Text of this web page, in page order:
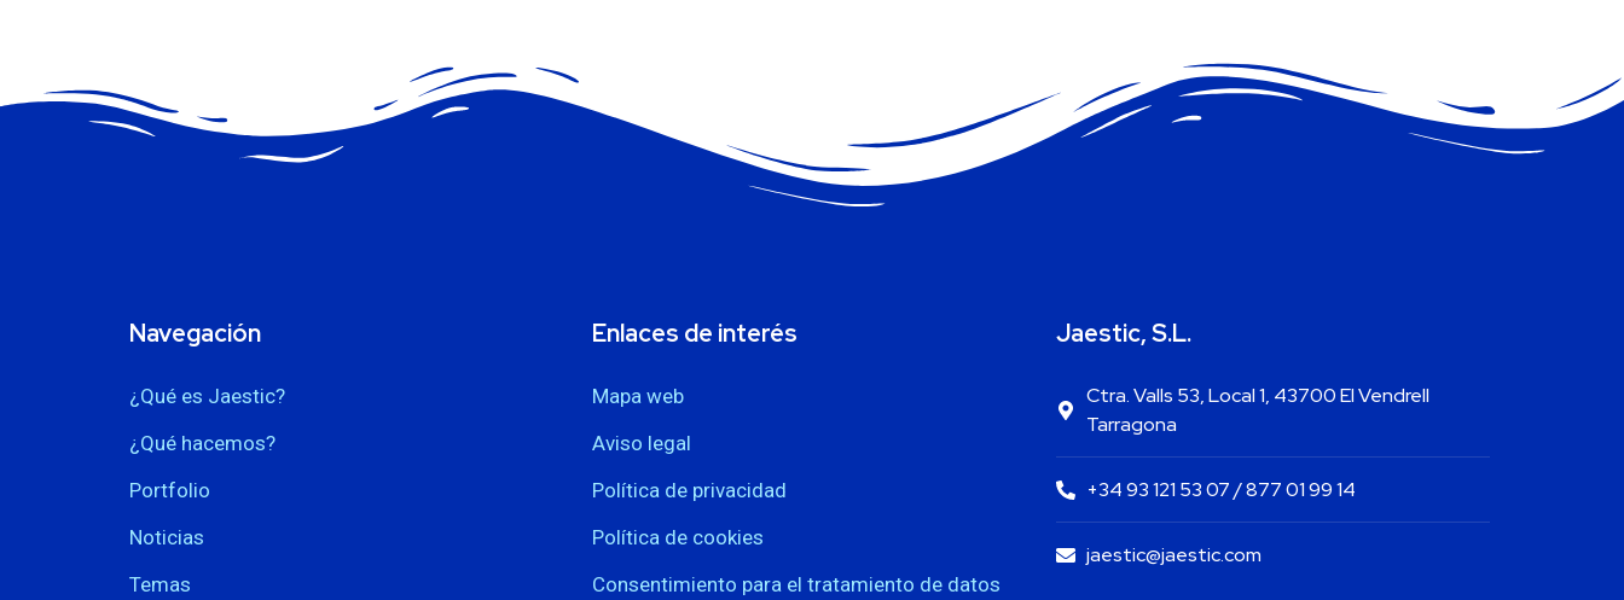
Navegación
¿Qué es Jaestic?
¿Qué hacemos?
Portfolio
Noticias
Temas
Enlaces de interés
Mapa web
Aviso legal
Política de privacidad
Política de cookies
Consentimiento para el tratamiento de datos
Jaestic, S.L.
Ctra. Valls 53, Local 1, 43700 El Vendrell
Tarragona
+34 93 121 53 07 / 877 01 99 14
jaestic@jaestic.com